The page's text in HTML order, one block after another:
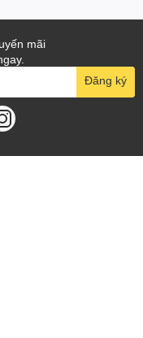
splitter HDMI có thể
nghiệp truyền hình
hình vệ tinh hộp
liệu, giáo dục, đào tạo
ra.
mãi
Đăng ký